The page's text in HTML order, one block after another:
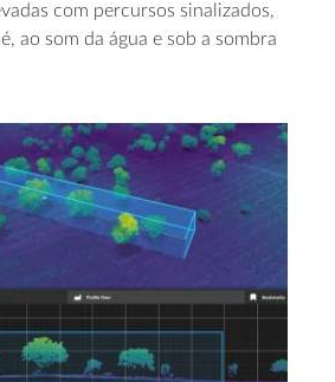
com percursos sinalizados,
ao som da água e sob a sombra